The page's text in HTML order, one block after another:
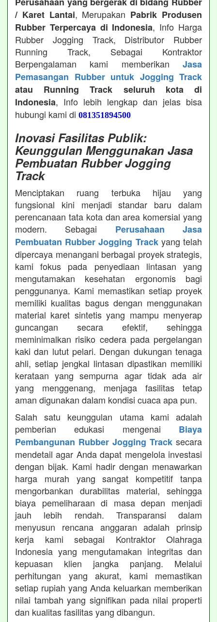
/ Karet Lantai, Merupakan Pabrik Produsen
Rubber Terpercaya di Indonesia, Info Harga
Rubber Jogging Track, Distributor Rubber
Running Track, Sebagai Kontraktor
Berpengalaman kami memberikan Jasa
Pemasangan Rubber untuk Jogging Track
atau Running Track seluruh kota di
Indonesia, Info lebih lengkap dan jelas bisa
hubungi kami di 081351894500
Inovasi Fasilitas Publik:
Keunggulan Menggunakan Jasa
Pembuatan Rubber Jogging
Track
Menciptakan ruang terbuka hijau yang
fungsional kini menjadi standar baru dalam
perencanaan tata kota dan area komersial yang
modern. Sebagai Perusahaan Jasa
Pembuatan Rubber Jogging Trackyang telah
dipercaya menangani berbagai proyek strategis,
kami fokus pada penyediaan lintasan yang
mengutamakan kesehatan ergonomis bagi
penggunanya. Kami memastikan setiap proyek
memiliki kualitas bagus dengan menggunakan
material karet sintetis yang mampu menyerap
guncangan secara efektif, sehingga
meminimalkan risiko cedera pada pergelangan
kaki dan lutut pelari. Dengan dukungan tenaga
ahli, setiap jengkal lintasan dipastikan memiliki
kerataan yang sempurna agar tidak ada air
yang menggenang, menjaga fasilitas tetap
aman digunakan dalam kondisi cuaca apa pun.
Salah satu keunggulan utama kami adalah
pemberian edukasi mengenai Biaya
Pembangunan Rubber Jogging Track secara
mendetail agar Anda dapat mengelola investasi
dengan bijak. Kami hadir dengan menawarkan
harga murah yang sangat kompetitif tanpa
mengorbankan durabilitas material, sehingga
biaya pemeliharaan di masa depan menjadi
jauh lebih rendah. Transparansi dalam
menyusun rencana anggaran adalah prinsip
kerja kami sebagai Kontraktor Olahraga
Indonesia yang mengutamakan integritas dan
kepuasan klien jangka panjang. Melalui
perhitungan yang akurat, kami memastikan
setiap rupiah yang Anda keluarkan memberikan
nilai tambah yang signifikan pada nilai properti
dan kualitas fasilitas yang dibangun.